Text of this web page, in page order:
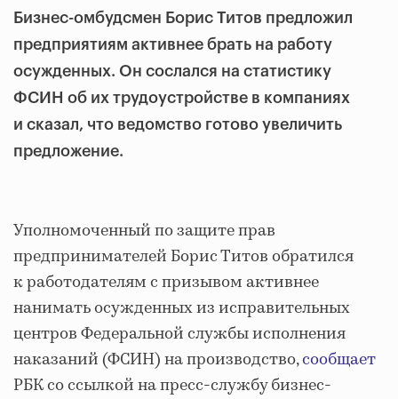
Бизнес-омбудсмен Борис Титов предложил
предприятиям активнее брать на работу
осужденных. Он сослался на статистику
ФСИН об их трудоустройстве в компаниях
и сказал, что ведомство готово увеличить
предложение.
Уполномоченный по защите прав
предпринимателей Борис Титов обратился
к работодателям с призывом активнее
нанимать осужденных из исправительных
центров Федеральной службы исполнения
наказаний (ФСИН) на производство,сообщает
РБК со ссылкой на пресс-службу бизнес-